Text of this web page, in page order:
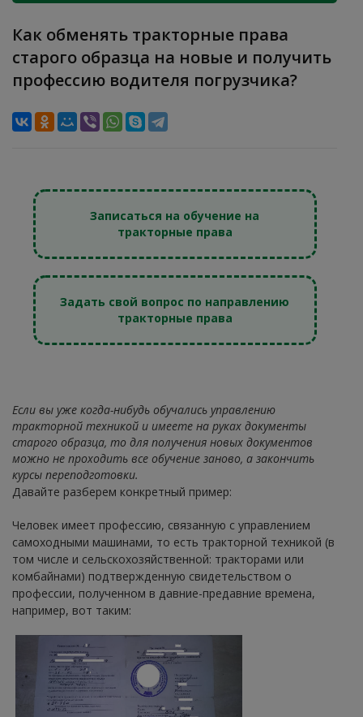
Как обменять тракторные права
старого образца на новые и получить
профессию водителя погрузчика?
Записаться на обучение на
тракторные права
Задать свой вопрос по направлению
тракторные права
Если вы уже когда-нибудь обучались управлению
тракторной техникой и имеете на руках документы
старого образца, то для получения новых документов
можно не проходить все обучение заново, а закончить
курсы переподготовки.
Давайте разберем конкретный пример:
Человек имеет профессию, связанную с управлением
самоходными машинами, то есть тракторной техникой (в
том числе и сельскохозяйственной: тракторами или
комбайнами) подтвержденную свидетельством о
профессии, полученном в давние-предавние времена,
например, вот таким: